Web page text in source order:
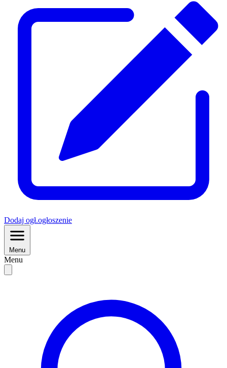
Dodaj ogł.ogłoszenie
Menu
Menu